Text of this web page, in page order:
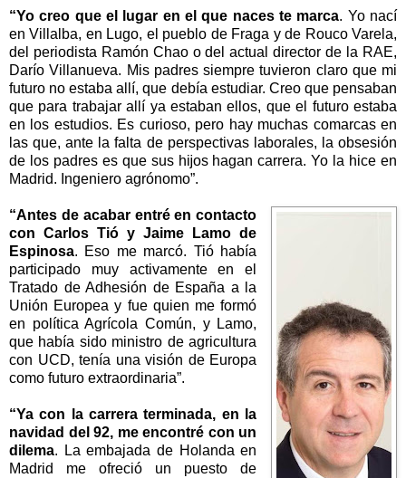
“Yo creo que el lugar en el que naces te marca. Yo nací
en Villalba, en Lugo, el pueblo de Fraga y de Rouco Varela,
del periodista Ramón Chao o del actual director de la RAE,
Darío Villanueva. Mis padres siempre tuvieron claro que mi
futuro no estaba allí, que debía estudiar. Creo que pensaban
que para trabajar allí ya estaban ellos, que el futuro estaba
en los estudios. Es curioso, pero hay muchas comarcas en
las que, ante la falta de perspectivas laborales, la obsesión
de los padres es que sus hĳos hagan carrera. Yo la hice en
Madrid. Ingeniero agrónomo”.
“Antes de acabar entré en contacto
con Carlos Tió y Jaime Lamo de
Espinosa. Eso me marcó. Tió había
participado muy activamente en el
Tratado de Adhesión de España a la
Unión Europea y fue quien me formó
en política Agrícola Común, y Lamo,
que había sido ministro de agricultura
con UCD, tenía una visión de Europa
como futuro extraordinaria”.
“Ya con la carrera terminada, en la
navidad del 92, me encontré con un
dilema. La embajada de Holanda en
Madrid me ofreció un puesto de